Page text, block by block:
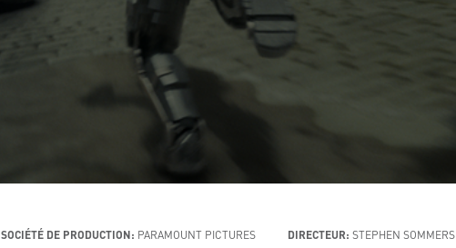
SOCIÉTÉ DE PRODUCTION: PARAMOUNT PICTURES DIRECTEUR: STEPHEN SOMMERS